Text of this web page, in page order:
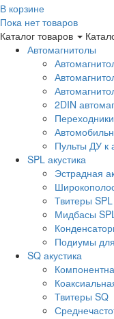
В корзине
Пока нет товаров
Каталог товаров
Автомагнитолы
2DIN
Пульты ДУ к
SPL акустика
Эстрадная
Твитеры SPL
Мидбасы
Подиумы
SQ акустика
Твитеры SQ